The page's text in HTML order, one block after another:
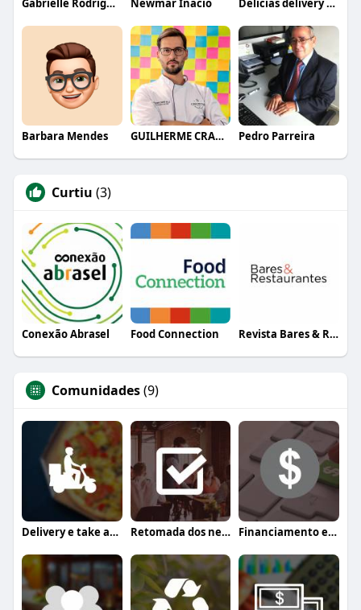
Barbara Mendes GUILHERME CRAMER BALLE Pedro Parreira
Curtiu (3)
Conexão Abrasel Food Connection Revista Bares & Restaurantes
Comunidades(9)
Delivery e take away Retomada dos negócios Financiamento e crédito